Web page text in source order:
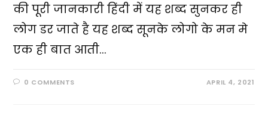
की पूरी जानकारी हिंदी में यह शब्द सुनकर ही
लोग डर जाते है यह शब्द सूनके लोगो के मन मे
एक ही बात आती…
0 COMMENTS APRIL 4, 2021